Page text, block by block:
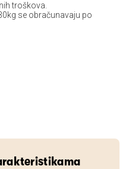
troškova.
se obračunavaju po